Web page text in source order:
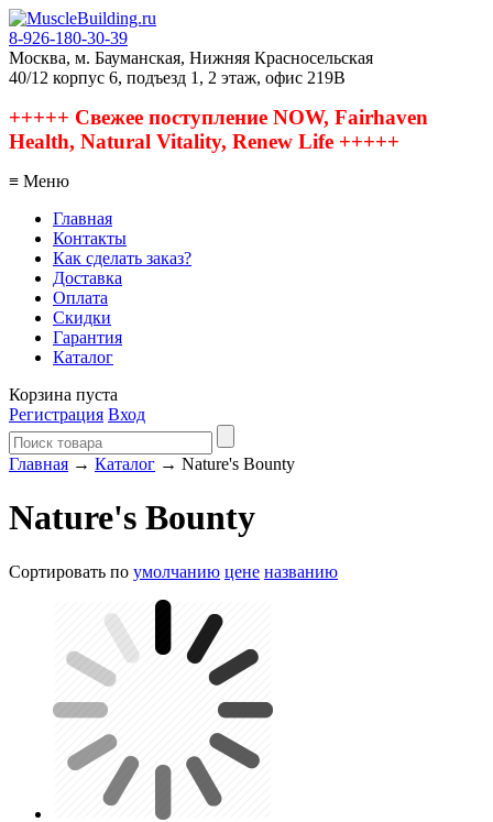
8-926-180-30-39
Москва, м. Бауманская, Нижняя Красносельская
40/12 корпус 6, подъезд 1, 2 этаж, офис 219В
+++++ Свежее поступление NOW, Fairhaven
Health, Natural Vitality, Renew Life +++++
≡ Меню
Главная
Контакты
Как сделать заказ?
Доставка
Оплата
Скидки
Гарантия
Каталог
Корзина пуста
Регистрация Вход
Главная → Каталог → Nature's Bounty
Nature's Bounty
Сортировать по умолчанию цене названию